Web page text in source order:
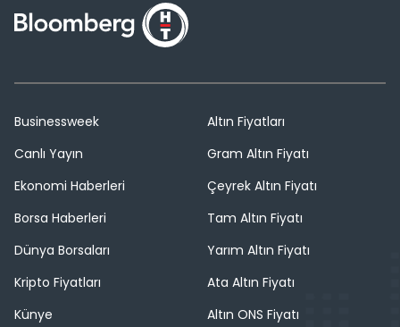
Businessweek
Canlı Yayın
Ekonomi Haberleri
Borsa Haberleri
Dünya Borsaları
Kripto Fiyatları
Künye
Altın Fiyatları
Gram Altın Fiyatı
Çeyrek Altın Fiyatı
Tam Altın Fiyatı
Yarım Altın Fiyatı
Ata Altın Fiyatı
Altın ONS Fiyatı